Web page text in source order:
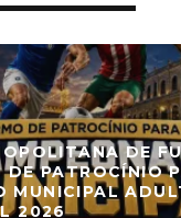
DE
DE PATROCÍNIO
MUNICIPAL
2026